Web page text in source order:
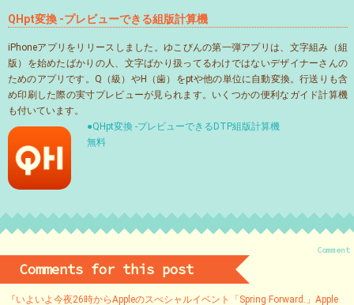
QHpt変換 -プレビューできる組版計算機
iPhoneアプリをリリースしました。ゆこびんの第一弾アプリは、文字組み（組
版）を始めたばかりの人、文字ばかり扱ってるわけではないデザイナーさんの
ためのアプリです。Q（級）やH（歯）をptや他の単位に自動変換。行送りも含
め印刷した際の実寸プレビューが見られます。いくつかの便利なガイド計算機
も付いています。
●QHpt変換 -プレビューできるDTP組版計算機
無料
Comment
Comments for this post
『いよいよ今夜26時からAppleのスぺシャルイベント「Spring Forward.」Apple